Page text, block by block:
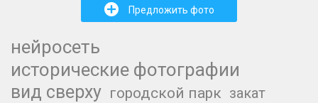
+ Предложить фото
нейросеть
исторические фотографии
вид сверху городской парк закат